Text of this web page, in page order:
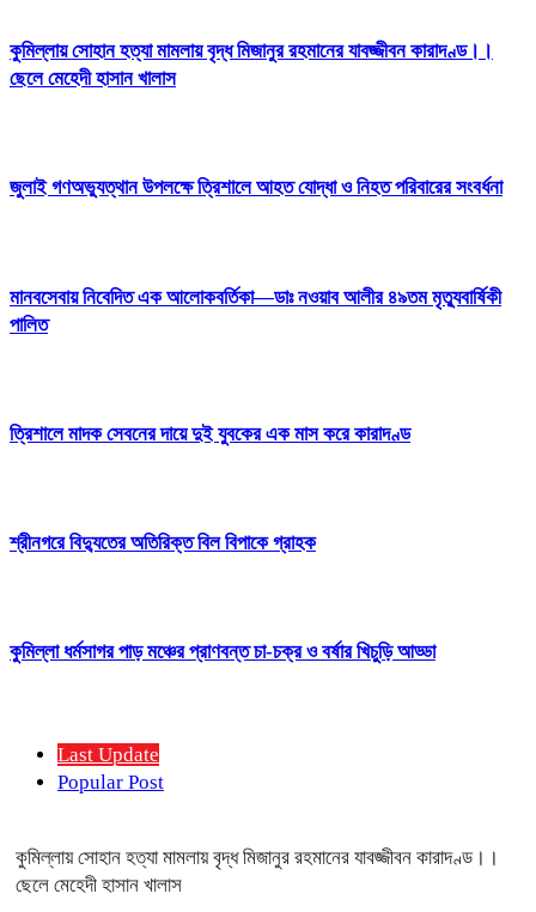
কুমিল্লায় সোহান হত্যা মামলায় বৃদ্ধ মিজানুর রহমানের যাবজ্জীবন কারাদণ্ড।।
ছেলে মেহেদী হাসান খালাস
জুলাই গণঅভ্যুত্থান উপলক্ষে ত্রিশালে আহত যোদ্ধা ও নিহত পরিবারের সংবর্ধনা
মানবসেবায় নিবেদিত এক আলোকবর্তিকা—ডাঃ নওয়াব আলীর ৪৯তম মৃত্যুবার্ষিকী
পালিত
ত্রিশালে মাদক সেবনের দায়ে দুই যুবকের এক মাস করে কারাদণ্ড
শ্রীনগরে বিদ্যুতের অতিরিক্ত বিল বিপাকে গ্রাহক
কুমিল্লা ধর্মসাগর পাড় মঞ্চের প্রাণবন্ত চা-চক্র ও বর্ষার খিচুড়ি আড্ডা
Last Update
Popular Post
কুমিল্লায় সোহান হত্যা মামলায় বৃদ্ধ মিজানুর রহমানের যাবজ্জীবন কারাদণ্ড।।
ছেলে মেহেদী হাসান খালাস